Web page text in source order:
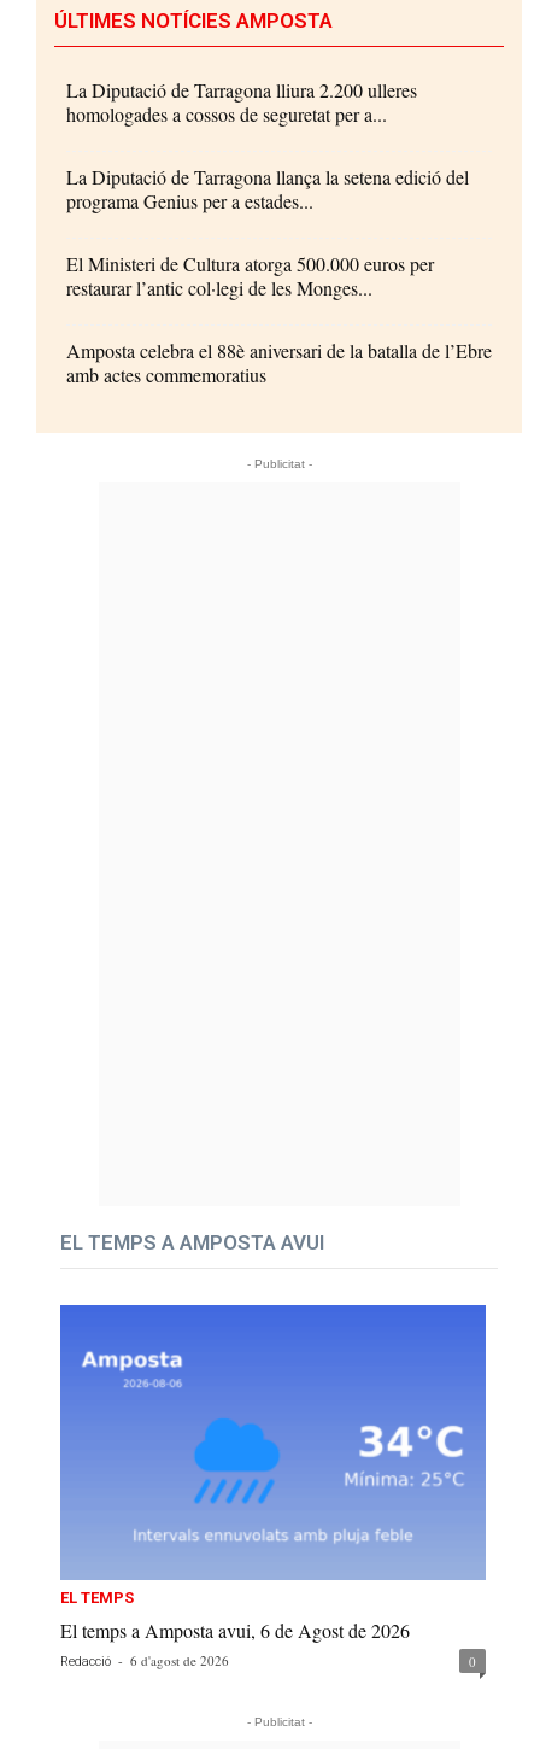
ÚLTIMES NOTÍCIES AMPOSTA
La Diputació de Tarragona lliura 2.200 ulleres
homologades a cossos de seguretat per a...
La Diputació de Tarragona llança la setena edició del
programa Genius per a estades...
El Ministeri de Cultura atorga 500.000 euros per
restaurar l’antic col·legi de les Monges...
Amposta celebra el 88è aniversari de la batalla de l’Ebre
amb actes commemoratius
- Publicitat -
EL TEMPS A AMPOSTA AVUI
EL TEMPS
El temps a Amposta avui, 6 de Agost de 2026
Redacció - 6 d'agost de 2026 0
- Publicitat -